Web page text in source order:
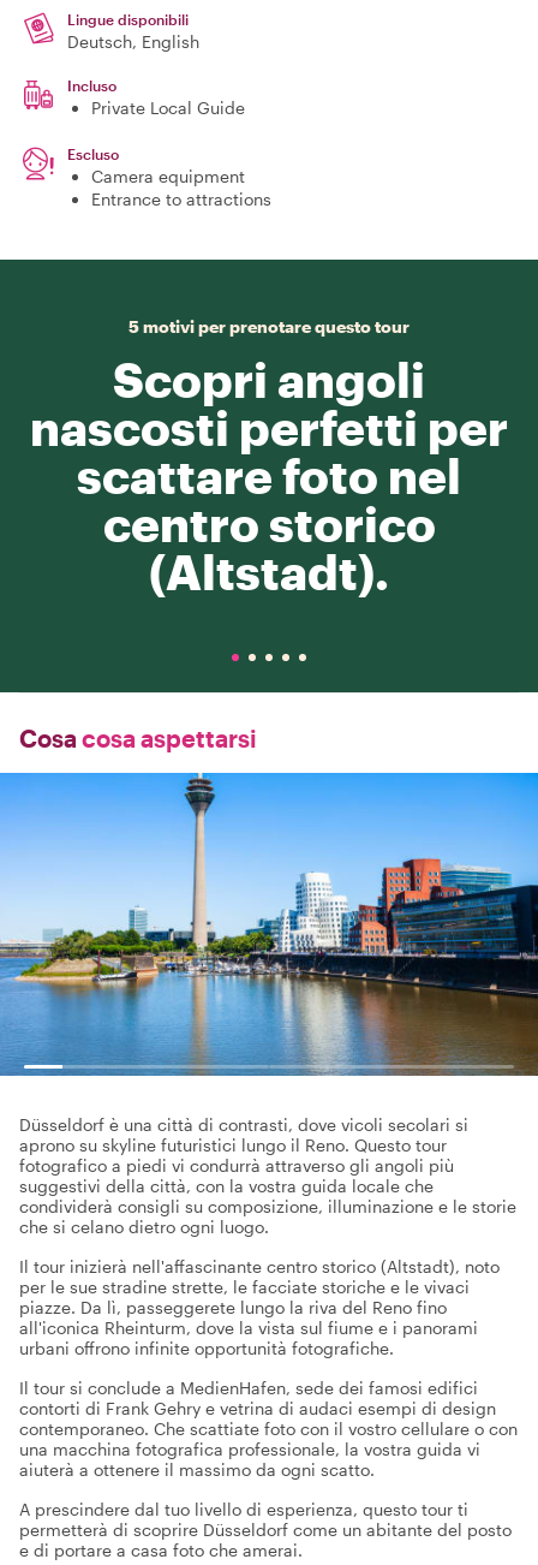
Lingue disponibili
Deutsch, English
Incluso
Private Local Guide
Escluso
Camera equipment
Entrance to attractions
5 motivi per prenotare questo tour
Scopri angoli
nascosti perfetti per
scattare foto nel
centro storico
(Altstadt).
Cosa cosa aspettarsi
Düsseldorf è una città di contrasti, dove vicoli secolari si
aprono su skyline futuristici lungo il Reno. Questo tour
fotografico a piedi vi condurrà attraverso gli angoli più
suggestivi della città, con la vostra guida locale che
condividerà consigli su composizione, illuminazione e le storie
che si celano dietro ogni luogo.
Il tour inizierà nell'affascinante centro storico (Altstadt), noto
per le sue stradine strette, le facciate storiche e le vivaci
piazze. Da lì, passeggerete lungo la riva del Reno fino
all'iconica Rheinturm, dove la vista sul fiume e i panorami
urbani offrono infinite opportunità fotografiche.
Il tour si conclude a MedienHafen, sede dei famosi edifici
contorti di Frank Gehry e vetrina di audaci esempi di design
contemporaneo. Che scattiate foto con il vostro cellulare o con
una macchina fotografica professionale, la vostra guida vi
aiuterà a ottenere il massimo da ogni scatto.
A prescindere dal tuo livello di esperienza, questo tour ti
permetterà di scoprire Düsseldorf come un abitante del posto
e di portare a casa foto che amerai.